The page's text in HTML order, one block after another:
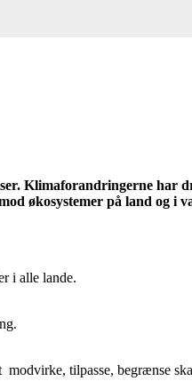
Klimaforandringerne har
økosystemer på land og i
i alle lande.
tilpasse, begrænse